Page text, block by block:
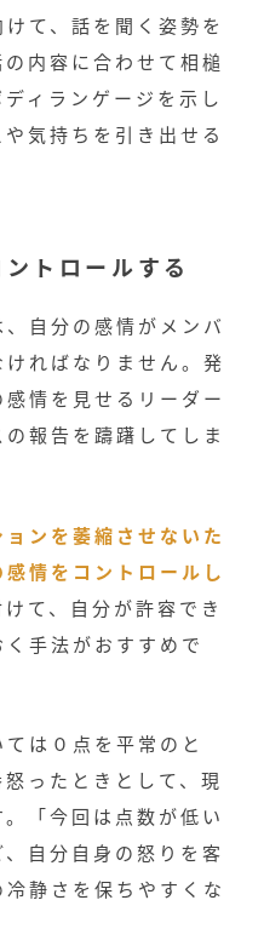
て、話を聞く姿勢を
内容に合わせて相槌
ィランゲージを示し
気持ちを引き出せる
トロールする
自分の感情がメンバ
ればなりません。発
情を見せるリーダー
報告を躊躇してしま
ンを萎縮させないた
情をコントロールし
て、自分が許容でき
手法がおすすめで
は０点を平常のと
ったときとして、現
「今回は点数が低い
自分自身の怒りを客
静さを保ちやすくな